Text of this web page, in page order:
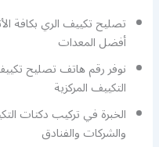
تصليح تكييف الري بكافة
أفضل المعدات
نوفر رقم هاتف تصليح
التكييف المركزية
الخبرة في تركيب دكتات
والشركات والفنادق